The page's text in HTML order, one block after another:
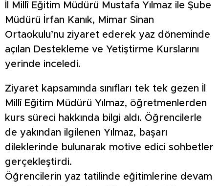
İl Millî Eğitim Müdürü Mustafa Yılmaz ile Şube
Müdürü İrfan Kanık, Mimar Sinan
Ortaokulu’nu ziyaret ederek yaz döneminde
açılan Destekleme ve Yetiştirme Kurslarını
yerinde inceledi.
Ziyaret kapsamında sınıfları tek tek gezen İl
Millî Eğitim Müdürü Yılmaz, öğretmenlerden
kurs süreci hakkında bilgi aldı. Öğrencilerle
de yakından ilgilenen Yılmaz, başarı
dileklerinde bulunarak motive edici sohbetler
gerçekleştirdi.
Öğrencilerin yaz tatilinde eğitimlerine devam